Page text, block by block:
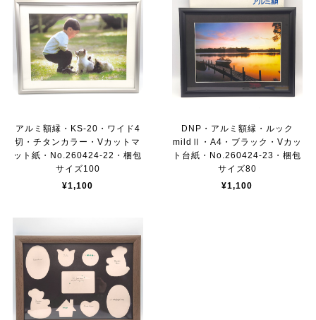
アルミ額縁・KS-20・ワイド4
切・チタンカラー・Vカットマ
ット紙・No.260424-22・梱包
サイズ100
¥1,100
DNP・アルミ額縁・ルック
mildⅡ・A4・ブラック・Vカッ
ト台紙・No.260424-23・梱包
サイズ80
¥1,100